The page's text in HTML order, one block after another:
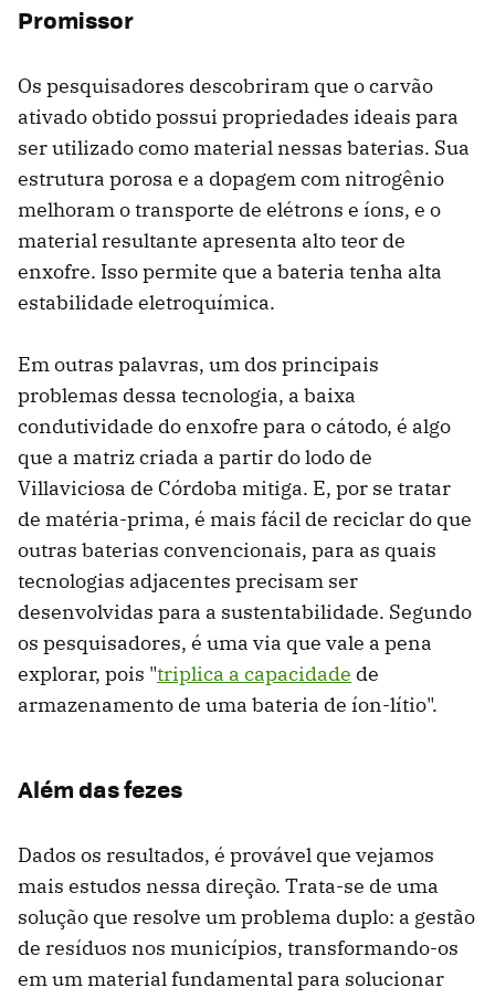
Promissor
Os pesquisadores descobriram que o carvão
ativado obtido possui propriedades ideais para
ser utilizado como material nessas baterias. Sua
estrutura porosa e a dopagem com nitrogênio
melhoram o transporte de elétrons e íons, e o
material resultante apresenta alto teor de
enxofre. Isso permite que a bateria tenha alta
estabilidade eletroquímica.
Em outras palavras, um dos principais
problemas dessa tecnologia, a baixa
condutividade do enxofre para o cátodo, é algo
que a matriz criada a partir do lodo de
Villaviciosa de Córdoba mitiga. E, por se tratar
de matéria-prima, é mais fácil de reciclar do que
outras baterias convencionais, para as quais
tecnologias adjacentes precisam ser
desenvolvidas para a sustentabilidade. Segundo
os pesquisadores, é uma via que vale a pena
explorar, pois "triplica a capacidade de
armazenamento de uma bateria de íon-lítio".
Além das fezes
Dados os resultados, é provável que vejamos
mais estudos nessa direção. Trata-se de uma
solução que resolve um problema duplo: a gestão
de resíduos nos municípios, transformando-os
em um material fundamental para solucionar